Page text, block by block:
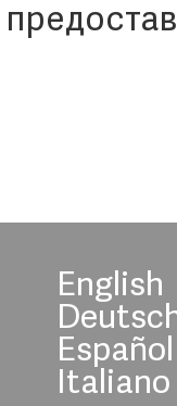
English
Español
Italiano